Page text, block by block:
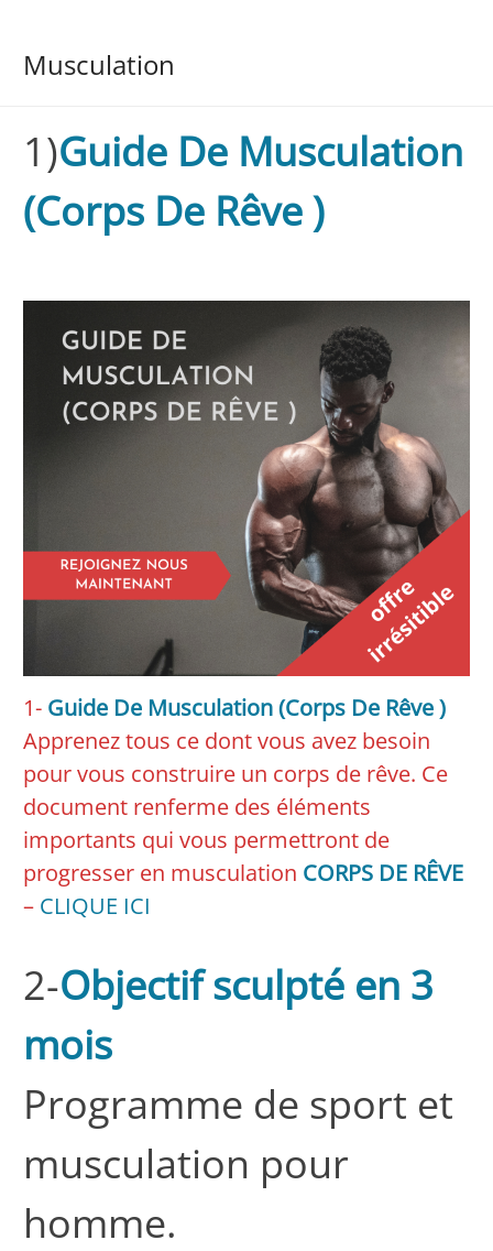
Musculation
1)Guide De Musculation
(Corps De Rêve )
1- Guide De Musculation (Corps De Rêve )
Apprenez tous ce dont vous avez besoin
pour vous construire un corps de rêve. Ce
document renferme des éléments
importants qui vous permettront de
progresser en musculation CORPS DE RÊVE
– CLIQUE ICI
2-Objectif sculpté en 3
mois
Programme de sport et
musculation pour
homme.